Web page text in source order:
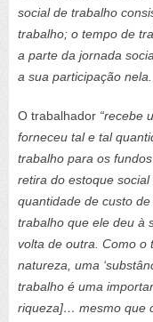
social de trabalho
trabalho; o tempo de
a parte da jornada
a sua participação nela.
O trabalhador “recebe
forneceu tal e tal
trabalho para os
retira do estoque
quantidade de custo
trabalho que ele deu à
volta de outra. Como o
natureza, uma
trabalho é uma
riqueza]… mesmo que